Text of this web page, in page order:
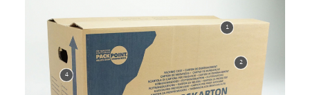
1
2
4